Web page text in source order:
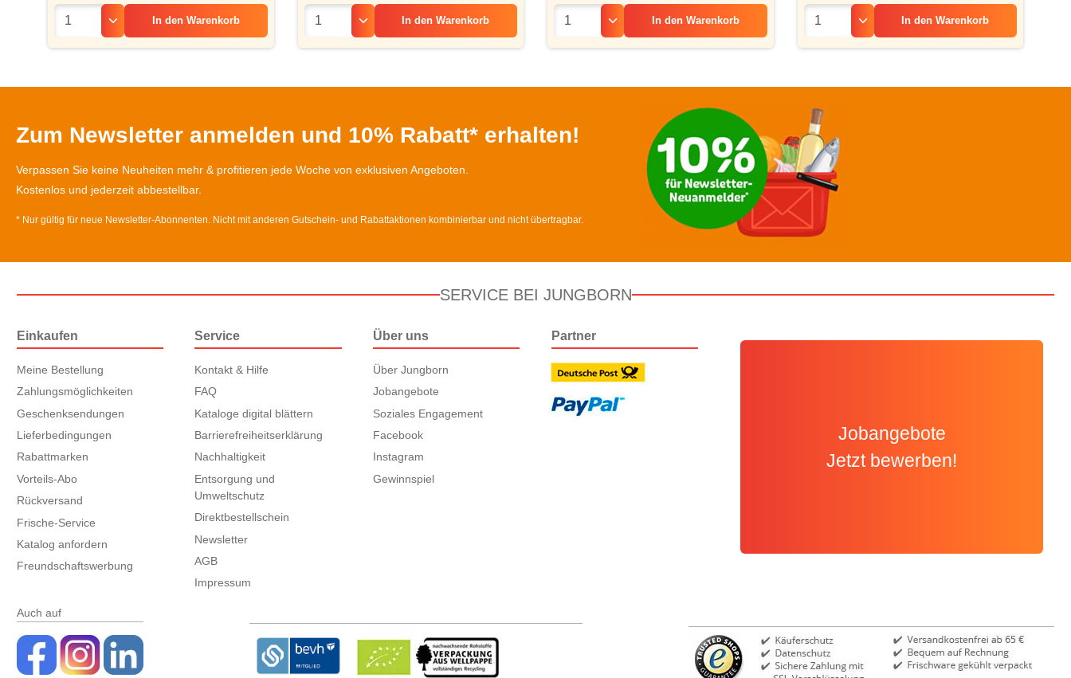
In den Warenkorb In den Warenkorb In den Warenkorb In den Warenkorb
Zum Newsletter anmelden und 10% Rabatt* erhalten!
Verpassen Sie keine Neuheiten mehr & profitieren jede Woche von exklusiven Angeboten.
Kostenlos und jederzeit abbestellbar.
* Nur gültig für neue Newsletter-Abonnenten. Nicht mit anderen Gutschein- und Rabattaktionen kombinierbar und nicht übertragbar.
SERVICE BEI JUNGBORN
Einkaufen
Meine Bestellung
Zahlungsmöglichkeiten
Geschenksendungen
Lieferbedingungen
Rabattmarken
Vorteils-Abo
Rückversand
Frische-Service
Katalog anfordern
Freundschaftswerbung
Service
Kontakt & Hilfe
FAQ
Kataloge digital blättern
Barrierefreiheitserklärung
Nachhaltigkeit
Entsorgung und
Umweltschutz
Direktbestellschein
Newsletter
AGB
Impressum
Über uns
Über Jungborn
Jobangebote
Soziales Engagement
Facebook
Instagram
Gewinnspiel
Partner
Jobangebote
Jetzt bewerben!
Auch auf